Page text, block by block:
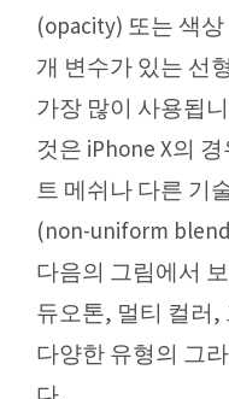
(opacity) 또는 색
개 변수가 있는 선
가장 많이 사용됩
것은 iPhone X의
트 메쉬나 다른 기
(non-uniform
다음의 그림에서
듀오톤, 멀티 컬러,
다양한 유형의 그